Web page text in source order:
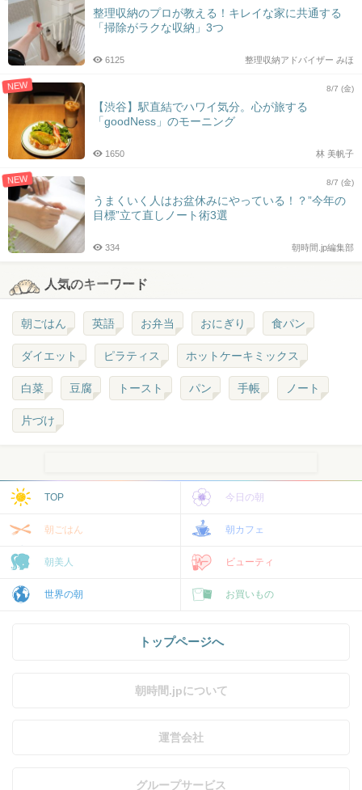
整理収納のプロが教える！キレイな家に共通する
「掃除がラクな収納」3つ
整理収納アドバイザー みほ
6125
NEW 8/7 (金)
【渋谷】駅直結でハワイ気分。心が旅する
「goodNess」のモーニング
林 美帆子
1650
NEW 8/7 (金)
うまくいく人はお盆休みにやっている！？”今年の
目標”立て直しノート術3選
朝時間.jp編集部
334
人気のキーワード
朝ごはん 英語 お弁当 おにぎり 食パン
ダイエット ピラティス ホットケーキミックス
白菜 豆腐 トースト パン 手帳 ノート
片づけ
TOP 今日の朝
朝ごはん 朝カフェ
朝美人 ビューティ
世界の朝 お買いもの
トップページへ
朝時間.jpについて
運営会社
グループサービス